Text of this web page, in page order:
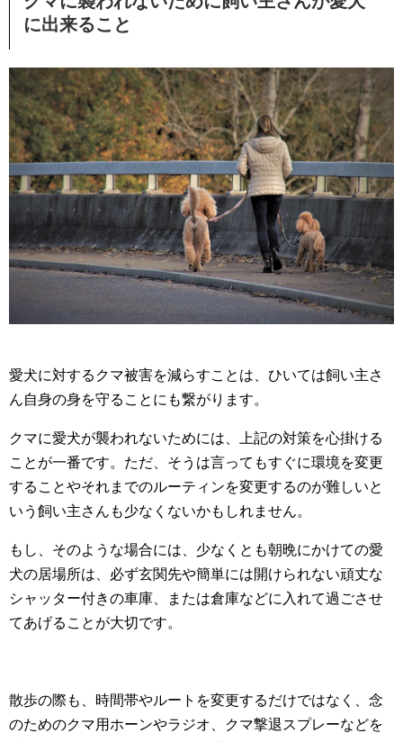
に出来ること
愛犬に対するクマ被害を減らすことは、ひいては飼い主さ
ん自身の身を守ることにも繋がります。
クマに愛犬が襲われないためには、上記の対策を心掛ける
ことが一番です。ただ、そうは言ってもすぐに環境を変更
することやそれまでのルーティンを変更するのが難しいと
いう飼い主さんも少なくないかもしれません。
もし、そのような場合には、少なくとも朝晩にかけての愛
犬の居場所は、必ず玄関先や簡単には開けられない頑丈な
シャッター付きの車庫、または倉庫などに入れて過ごさせ
てあげることが大切です。
散歩の際も、時間帯やルートを変更するだけではなく、念
のためのクマ用ホーンやラジオ、クマ撃退スプレーなどを